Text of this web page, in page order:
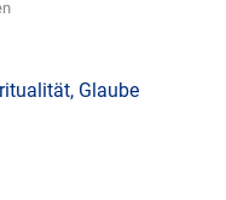
Glaube